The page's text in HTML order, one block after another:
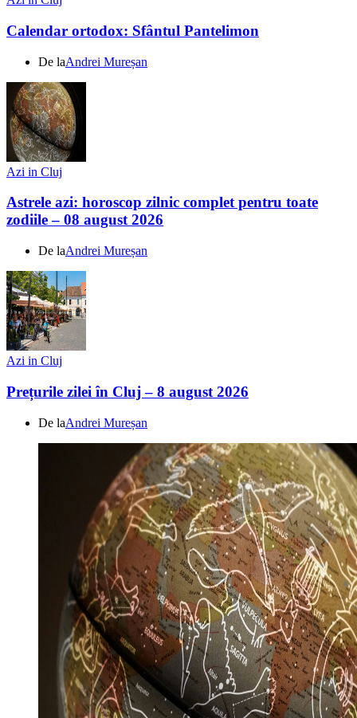
Calendar ortodox: Sfântul Pantelimon
De laAndrei Mureșan
Azi in Cluj
Astrele azi: horoscop zilnic complet pentru toate
zodiile – 08 august 2026
De laAndrei Mureșan
Azi in Cluj
Prețurile zilei în Cluj – 8 august 2026
De laAndrei Mureșan